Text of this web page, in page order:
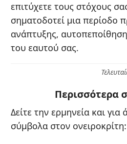
επιτύχετε τους στόχους
σηματοδοτεί μια περίοδο
ανάπτυξης,
του εαυτού σας.
Περισσότερα
Δείτε την ερμηνεία και
σύμβολα στον ονειροκρίτη: